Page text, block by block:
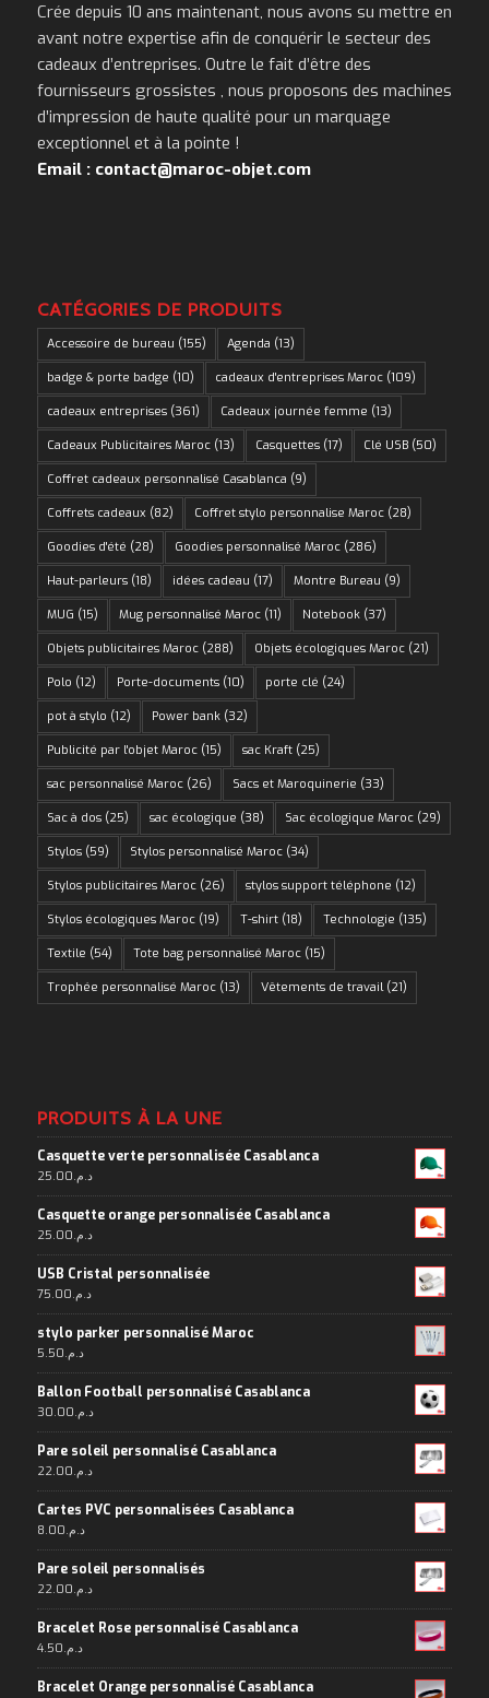
Crée depuis 10 ans maintenant, nous avons su mettre en
avant notre expertise afin de conquérir le secteur des
cadeaux d’entreprises. Outre le fait d’être des
fournisseurs grossistes , nous proposons des machines
d’impression de haute qualité pour un marquage
exceptionnel et à la pointe !
Email : contact@maroc-objet.com
CATÉGORIES DE PRODUITS
Accessoire de bureau (155) Agenda (13)
badge & porte badge (10) cadeaux d'entreprises Maroc(109)
cadeaux entreprises(361) Cadeaux journée femme (13)
Cadeaux Publicitaires Maroc(13) Casquettes(17) Clé USB(50)
Coffret cadeaux personnalisé Casablanca (9)
Coffrets cadeaux (82) Coffret stylo personnalise Maroc(28)
Goodies d'été (28) Goodies personnalisé Maroc(286)
Haut-parleurs(18) idées cadeau (17) Montre Bureau (9)
MUG (15) Mug personnalisé Maroc(11) Notebook(37)
Objets publicitaires Maroc(288) Objets écologiques Maroc(21)
Polo (12) Porte-documents(10) porte clé (24)
pot à stylo (12) Power bank(32)
Publicité par l'objet Maroc(15) sac Kraft(25)
sac personnalisé Maroc(26) Sacs et Maroquinerie (33)
Sac à dos(25) sac écologique (38) Sac écologique Maroc(29)
Stylos(59) Stylos personnalisé Maroc(34)
Stylos publicitaires Maroc(26) stylos support téléphone (12)
Stylos écologiques Maroc(19) T-shirt(18) Technologie (135)
Textile (54) Tote bag personnalisé Maroc(15)
Trophée personnalisé Maroc(13) Vêtements de travail(21)
PRODUITS À LA UNE
Casquette verte personnalisée Casablanca
د.م.25.00
Casquette orange personnalisée Casablanca
د.م.25.00
USB Cristal personnalisée
د.م.75.00
stylo parker personnalisé Maroc
د.م.5.50
Ballon Football personnalisé Casablanca
د.م.30.00
Pare soleil personnalisé Casablanca
د.م.22.00
Cartes PVC personnalisées Casablanca
د.م.8.00
Pare soleil personnalisés
د.م.22.00
Bracelet Rose personnalisé Casablanca
د.م.4.50
Bracelet Orange personnalisé Casablanca